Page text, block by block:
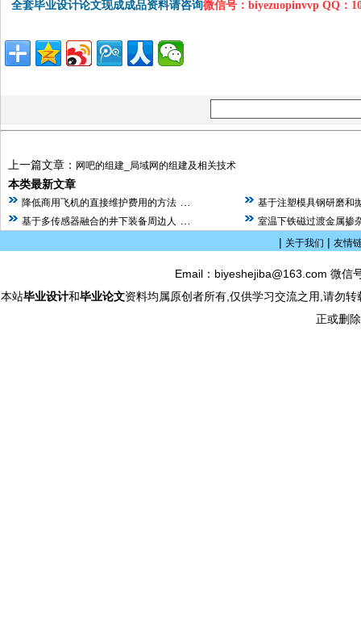
全套毕业设计论文现成成品资料请咨询微信号：biyezuopinvvp QQ
上一篇文章： 网吧的组建_局域网的组建及相关技术
本类最新文章
降低商用飞机的直接维护费用的方法
基于注塑模具钢研磨和
基于多传感器融合的井下装备周边人
室温下铁磁过渡金属掺
| 关于我们 | 友情
Email：biyeshejiba@163.com 微
本站毕业设计和毕业论文资料均属原创者所有,仅供学习交流之用,请勿
正或删